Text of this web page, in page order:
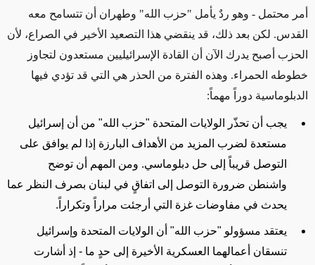
أمر محتمل - وهو ردٌ يأمل "حزب الله" وطهران أن تتسامح معه
القدس. لكن بعد ذلك، قد ينقضي هذا التصعيد الأخير في الصراع، لأن
الحزب أصبح يدرك الآن أن القادة الإسرائيليين مستعدون لتجاوز
خطوطه الحمراء. وهذه الفترة من الحذر هي التي قد تؤدي فيها
الدبلوماسية دوراً مهماً:
يجب أن تحذّر الولايات المتحدة "حزب الله" من أن إسرائيل
مستعدة لضرب المزيد من الأهداف البارزة إذا لم يوافق على
التوصل قريباً إلى حل دبلوماسي. ومن المهم أن توضح
واشنطن ضرورة التوصل إلى اتفاقٍ في لبنان بصرف النظر عما
يحدث في مفاوضات غزة التي أرجئت مراراً وتكراراً.
يعتقد مسؤولو "حزب الله" أن الولايات المتحدة وإسرائيل
تنسقان أعمالهما العسكرية الأخيرة إلى حدٍ ما - إذ أشارت